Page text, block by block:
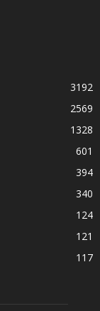
3192
2569
1328
601
394
340
124
121
117